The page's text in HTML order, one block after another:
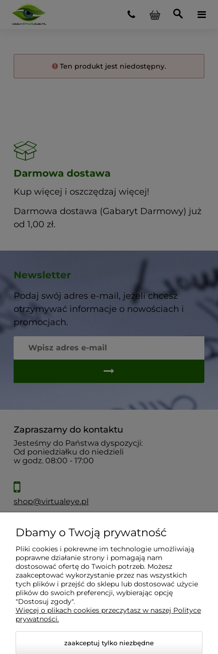
Ten produkt jest niedostępny.
Darmowa dostawa
Kup więcej i oszczędzaj więcej!
Darmowa dostawa (Gabaryt Darmowy) już
od 1,00 zł.
Newsletter
Podaj swój adres e-mail, jeżeli chcesz
otrzymywać informacje o nowościach i
promocjach.
Zapraszamy do kontaktu
Jesteśmy do Państwa dyspozycji:
Od poniedziałku do niedzieli
w godz. 08:00 - 17:00
shop@virtualeye.pl
Moje konto
Płatności i dostawa
Informacje
O nas
Dbamy o Twoją prywatność
Pliki cookies i pokrewne im technologie umożliwiają
poprawne działanie strony i pomagają nam
dostosować ofertę do Twoich potrzeb. Możesz
zaakceptować wykorzystanie przez nas wszystkich
tych plików i przejść do sklepu lub dostosować użycie
plików do swoich preferencji, wybierając opcję
"Dostosuj zgody".
Więcej o plikach cookies przeczytasz w naszej Polityce
prywatności.
zaakceptuj tylko niezbędne